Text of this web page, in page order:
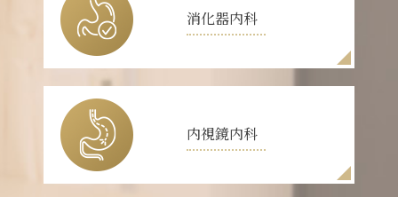
消化器内科
内視鏡内科